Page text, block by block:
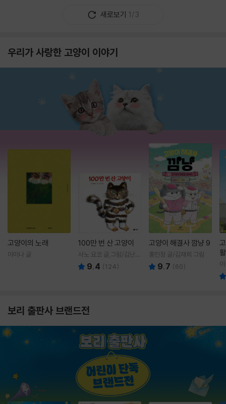
새로보기 1/3
우리가 사랑한 고양이 이야기
고양이의 노래
이미나 글
100만 번 산 고양이
사노 요코 글,그림/김난주
역 9.4 (124)
고양이 해결사 깜냥 9
홍민정 글/김재희 그림
9.7 (60)
보리 출판사 브랜드전